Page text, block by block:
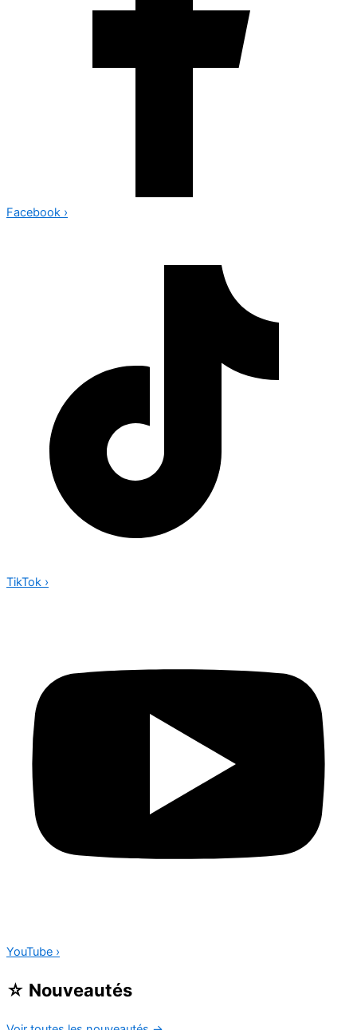
Facebook ›
TikTok ›
YouTube ›
☆ Nouveautés